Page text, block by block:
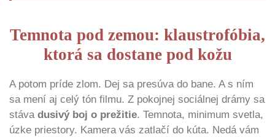
Temnota pod zemou: klaustrofóbia,
ktorá sa dostane pod kožu
A potom príde zlom. Dej sa presúva do bane. A s ním
sa mení aj celý tón filmu. Z pokojnej sociálnej drámy sa
stáva dusivý boj o prežitie. Temnota, minimum svetla,
úzke priestory. Kamera vás zatlačí do kúta. Nedá vám